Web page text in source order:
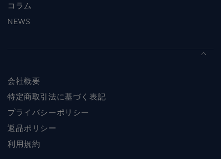
コラム
NEWS
会社概要
特定商取引法に基づく表記
プライバシーポリシー
返品ポリシー
利用規約